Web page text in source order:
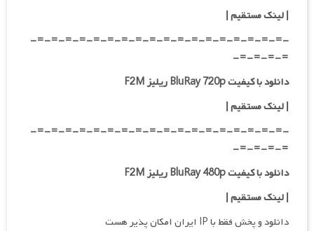
|لینک مستقیم|
-=-=-=-=-=-=-=-=-=-=-=-=-=-=-=-=-=-=-
=-=-=-=-
دانلود با کیفیت BluRay 720p ریلیز F2M
| لینک مستقیم|
-=-=-=-=-=-=-=-=-=-=-=-=-=-=-=-=-=-=-
=-=-=-=-
دانلود با کیفیت BluRay 480p ریلیز F2M
| لینک مستقیم|
دانلود و پخش فقط با IP ایران امکان پذیر هست